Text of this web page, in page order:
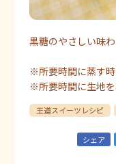
黒糖のやさしい味
※所要時間に蒸す時
※所要時間に生地を
王道スイーツレシピ
シェア